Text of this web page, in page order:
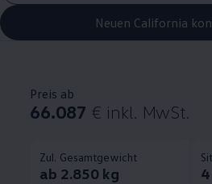
Neuen California
Preis ab
66.087 € inkl. MwSt.
Zul. Gesamtgewicht
ab 2.850 kg